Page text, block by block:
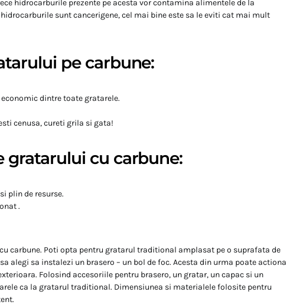
hidrocarburile prezente pe acesta vor contamina alimentele de la
sunt cancerigene, cel mai bine este sa le eviti cat mai mult
pe carbune:
dintre toate gratarele.
cenusa, cureti grila si gata!
gratarului cu carbune:
plin de resurse.
.
carbune. Poti opta pentru gratarul traditional amplasat pe o suprafata de
alegi sa instalezi un brasero – un bol de foc. Acesta din urma poate actiona
Folosind accesoriile pentru brasero, un gratar, un capac si un
ca la gratarul traditional. Dimensiunea si materialele folosite pentru